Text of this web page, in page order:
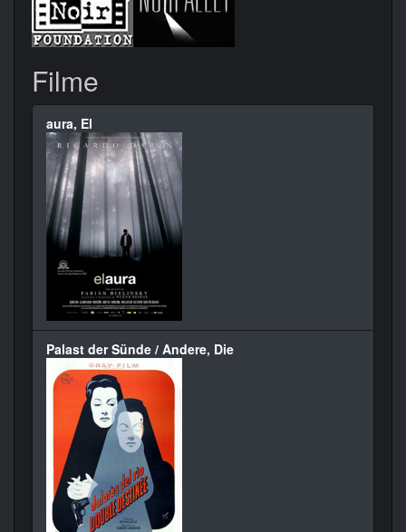
Filme
aura, El
Palast der Sünde / Andere, Die